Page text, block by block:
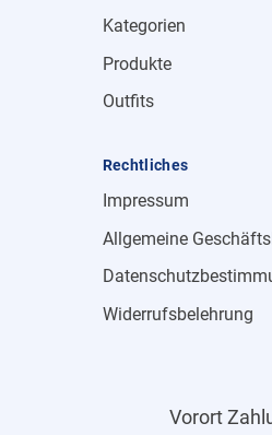
Kategorien
Produkte
Outfits
Rechtliches
Impressum
Allgemeine
Widerrufsbelehrung
Vorort